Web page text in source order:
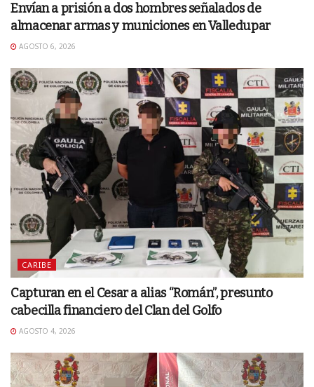
Envían a prisión a dos hombres señalados de
almacenar armas y municiones en Valledupar
AGOSTO 6, 2026
CARIBE
Capturan en el Cesar a alias “Román”, presunto
cabecilla financiero del Clan del Golfo
AGOSTO 4, 2026